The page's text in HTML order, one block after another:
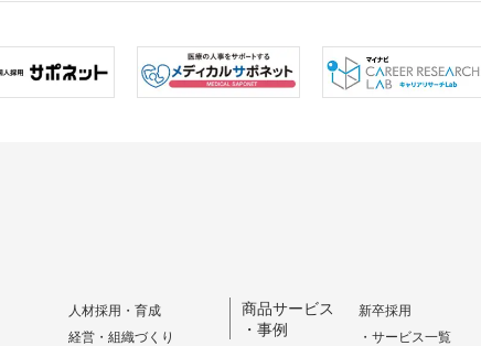
人材採用・育成
経営・組織づくり
商品サービス
・事例
新卒採用
・サービス一覧